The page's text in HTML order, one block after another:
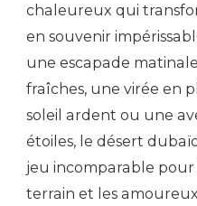
chaleureux qui
en souvenir
une escapade
fraîches, une virée en
soleil ardent ou une
étoiles, le désert
jeu incomparable pour
terrain et les